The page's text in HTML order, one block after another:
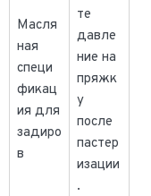
Масля
ная
специ
фикац
ия для
задиро
в
те
давле
ние на
пряжк
у
после
пастер
изации
.